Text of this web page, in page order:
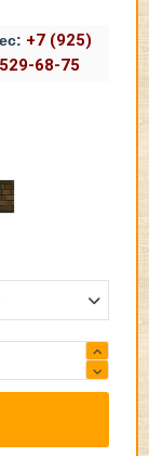
+7 (925)
529-68-75
Коричневая
Коричневая